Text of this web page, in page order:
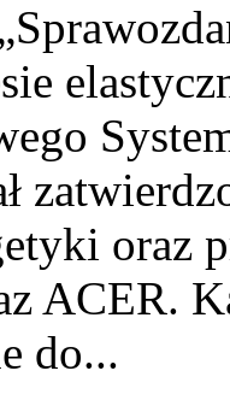
oraz
ACER.
do...